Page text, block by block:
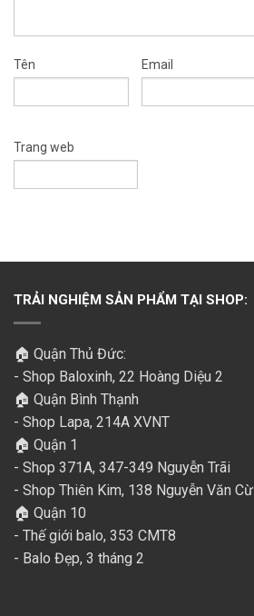
Tên Email
Trang web
TRẢI NGHIỆM SẢN PHẨM TẠI SHOP:
🏠 Quận Thủ Đức:
- Shop Baloxinh, 22 Hoàng Diệu 2
🏠 Quận Bình Thạnh
- Shop Lapa, 214A XVNT
🏠 Quận 1
- Shop 371A, 347-349 Nguyễn Trãi
- Shop Thiên Kim, 138 Nguyễn Văn Cừ
🏠 Quận 10
- Thế giới balo, 353 CMT8
- Balo Đẹp, 3 tháng 2